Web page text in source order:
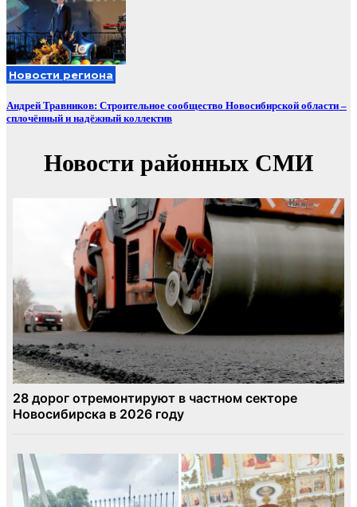
Новости региона
Андрей Травников: Строительное сообщество Новосибирской области –
сплочённый и надёжный коллектив